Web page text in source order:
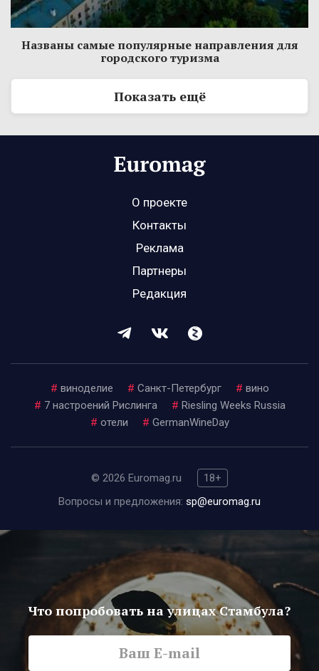
Названы самые популярные направления для
городского туризма
Показать ещё
О проекте
Контакты
Реклама
Партнеры
Редакция
# виноделие # Санкт-Петербург # вино
# 7 настроений Рислинга # Riesling Weeks Russia
# отели # GermanWineDay
© 2026 Euromag.ru
18+
Вопросы и предложения: sp@euromag.ru
Что попробовать на улицах Стамбула?